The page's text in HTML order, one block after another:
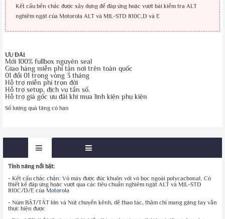
Kết cấu bền chắc được xây dựng để đáp ứng hoặc vượt bài kiểm tra ALT
nghiêm ngặt của Motorola ALT và MIL-STD 810C,D và E
ƯU ĐÃI
Mới 100% fullbox nguyên seal
Giao hàng miễn phí tận nơi trên toàn quốc
01 đổi 01 trong vòng 3 tháng
Hỗ trợ miễn phí trọn đời
Hỗ trợ setup, dịch vụ tần số.
Hỗ trợ giá gốc ưu đãi khi mua linh kiện phụ kiện
Số lượng quà tặng có hạn
Tính năng nổi bật:
- Kết cấu chắc chắn: Vỏ máy được đúc khuôn với vỏ bọc ngoài polycacbonat. Có
thiết kế đáp ứng hoặc vượt qua các tiêu chuẩn nghiêm ngặt ALT và MIL-STD
810C/D/E của Motorola
- Núm BẬT/TẮT lớn và Nút chuyển kênh, dễ thao tác, thậm chí mang găng tay vẫn
thực hiện được